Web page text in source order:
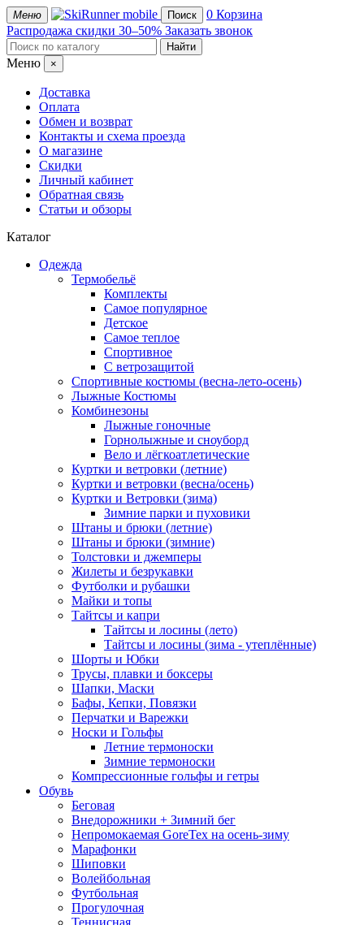
Меню mobile Поиск 0 Корзина
Распродажа скидки 30–50% Заказать звонок
Меню ×
Доставка
Оплата
Обмен и возврат
Контакты и схема проезда
О магазине
Скидки
Личный кабинет
Обратная связь
Статьи и обзоры
Каталог
Одежда
Термобельё
Комплекты
Самое популярное
Детское
Самое теплое
Спортивное
С ветрозащитой
Спортивные костюмы (весна-лето-осень)
Лыжные Костюмы
Комбинезоны
Лыжные гоночные
Горнолыжные и сноуборд
Вело и лёгкоатлетические
Куртки и ветровки (летние)
Куртки и ветровки (весна/осень)
Куртки и Ветровки (зима)
Зимние парки и пуховики
Штаны и брюки (летние)
Штаны и брюки (зимние)
Толстовки и джемперы
Жилеты и безрукавки
Футболки и рубашки
Майки и топы
Тайтсы и капри
Тайтсы и лосины (лето)
Тайтсы и лосины (зима - утеплённые)
Шорты и Юбки
Трусы, плавки и боксеры
Шапки, Маски
Бафы, Кепки, Повязки
Перчатки и Варежки
Носки и Гольфы
Летние термоноски
Зимние термоноски
Компрессионные гольфы и гетры
Обувь
Беговая
Внедорожники + Зимний бег
Непромокаемая GoreTex на осень-зиму
Марафонки
Шиповки
Волейбольная
Футбольная
Прогулочная
Теннисная